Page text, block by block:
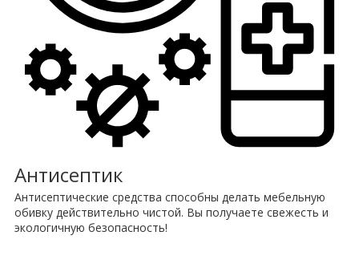
Антисептик
Антисептические средства способны делать мебельную
обивку действительно чистой. Вы получаете свежесть и
экологичную безопасность!